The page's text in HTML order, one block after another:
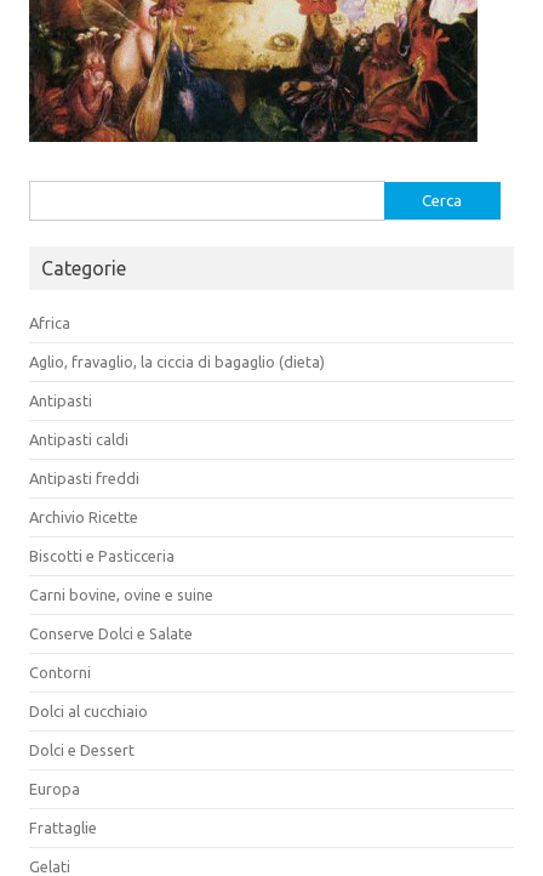
per:
Categorie
Africa
Aglio, fravaglio, la ciccia di bagaglio (dieta)
Antipasti
Antipasti caldi
Antipasti freddi
Archivio Ricette
Biscotti e Pasticceria
Carni bovine, ovine e suine
Conserve Dolci e Salate
Contorni
Dolci al cucchiaio
Dolci e Dessert
Europa
Frattaglie
Gelati